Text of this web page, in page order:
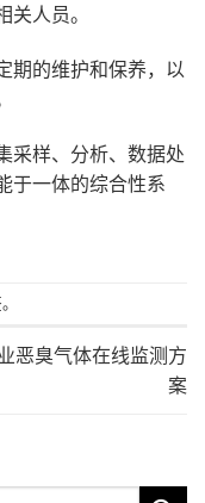
人员。
期的维护和保养，以
采样、分析、数据处
于一体的综合性系
恶臭气体在线监测方
案